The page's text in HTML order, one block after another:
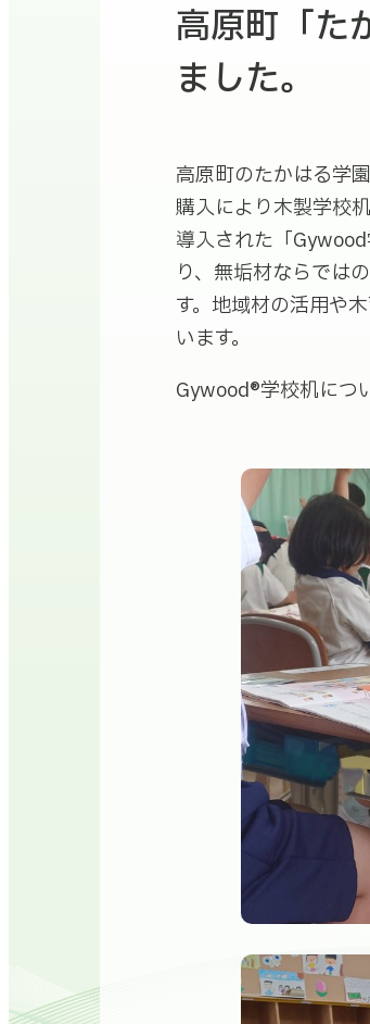
高原町「た
ました。
高原町のたかはる学
購入により木製学校
導入された「
り、無垢材ならでは
す。地域材の活用や
います。
Gywood®学校机につ